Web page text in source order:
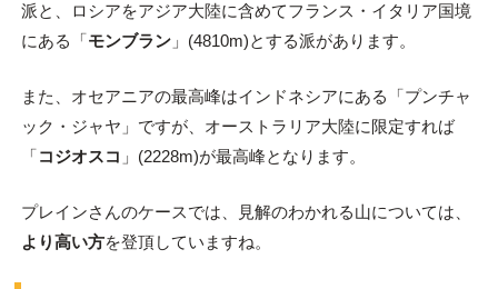
派と、ロシアをアジア大陸に含めてフランス・イタリア国境
にある「 モンブラン」(4810m)とする派があります。
また、オセアニアの最高峰はインドネシアにある「プンチャ
ック・ジャヤ」ですが、オーストラリア大陸に限定すれば
「コジオスコ 」(2228m)が最高峰となります。
プレインさんのケースでは、見解のわかれる山については、
より高い方を登頂していますね。